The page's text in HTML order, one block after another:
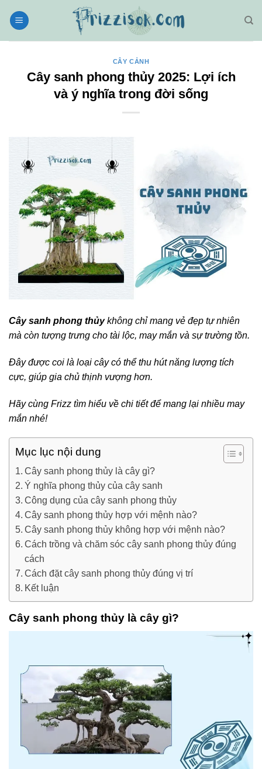
qua
CÂY CẢNH
Cây sanh phong thủy 2025: Lợi ích
và ý nghĩa trong đời sống
Cây sanh phong thủykhông chỉ mang vẻ đẹp tự nhiên
mà còn tượng trưng cho tài lộc, may mắn và sự trường tồn.
Đây được coi là loại cây có thể thu hút năng lượng tích
cực, giúp gia chủ thịnh vượng hơn.
Hãy cùng Frizz tìm hiểu về chi tiết để mang lại nhiều may
mắn nhé!
Mục lục nội dung
Cây sanh phong thủy là cây gì?
Ý nghĩa phong thủy của cây sanh
Công dụng của cây sanh phong thủy
Cây sanh phong thủy hợp với mệnh nào?
Cây sanh phong thủy không hợp với mệnh nào?
Cách trồng và chăm sóc cây sanh phong thủy đúng
cách
Cách đặt cây sanh phong thủy đúng vị trí
Kết luận
Cây sanh phong thủy là cây gì?